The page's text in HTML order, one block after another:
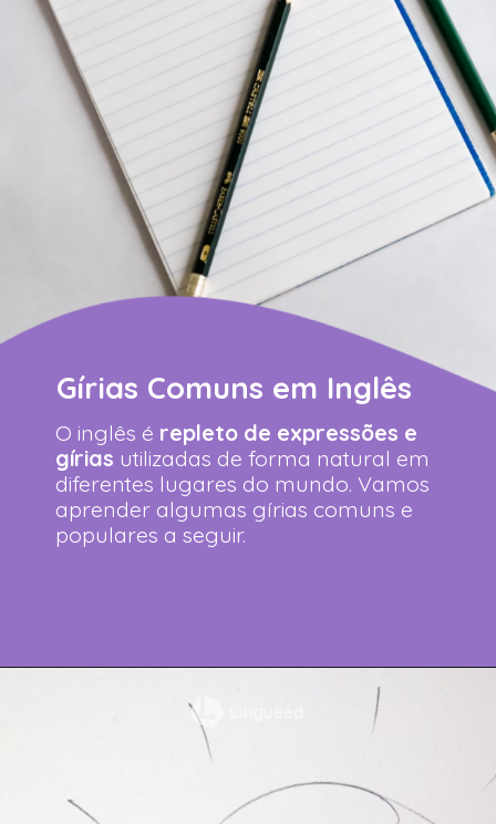
Gírias Comuns em Inglês
O inglês é repleto de expressões e
gírias utilizadas de forma natural em
diferentes lugares do mundo. Vamos
aprender algumas gírias comuns e
populares a seguir.